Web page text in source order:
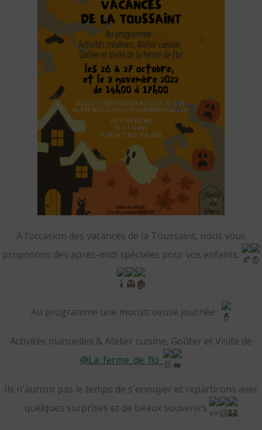
À l’occasion des vacances de la Toussaint, nous vous
proposons des après-midi spéciales pour vos enfants.
Au programme une monstrueuse journée :
Activités manuelles & Atelier cuisine, Goûter et Visite de
@la_ferme_de_flo_
Ils n'auront pas le temps de s'ennuyer et repartirons avec
quelques surprises et de beaux souvenirs